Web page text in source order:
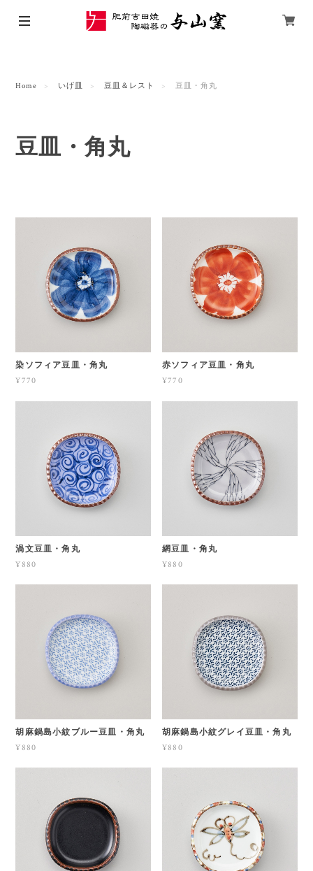
Home いげ皿 豆皿＆レスト 豆皿・角丸
豆皿・角丸
染ソフィア豆皿・角丸
¥770
赤ソフィア豆皿・角丸
¥770
渦文豆皿・角丸
¥880
網豆皿・角丸
¥880
胡麻鍋島小紋ブルー豆皿・角丸
¥880
胡麻鍋島小紋グレイ豆皿・角丸
¥880